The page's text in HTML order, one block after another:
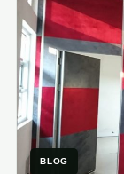
BLOG